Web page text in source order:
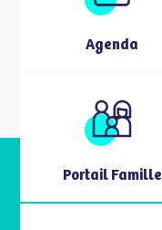
Agenda
Portail Famille